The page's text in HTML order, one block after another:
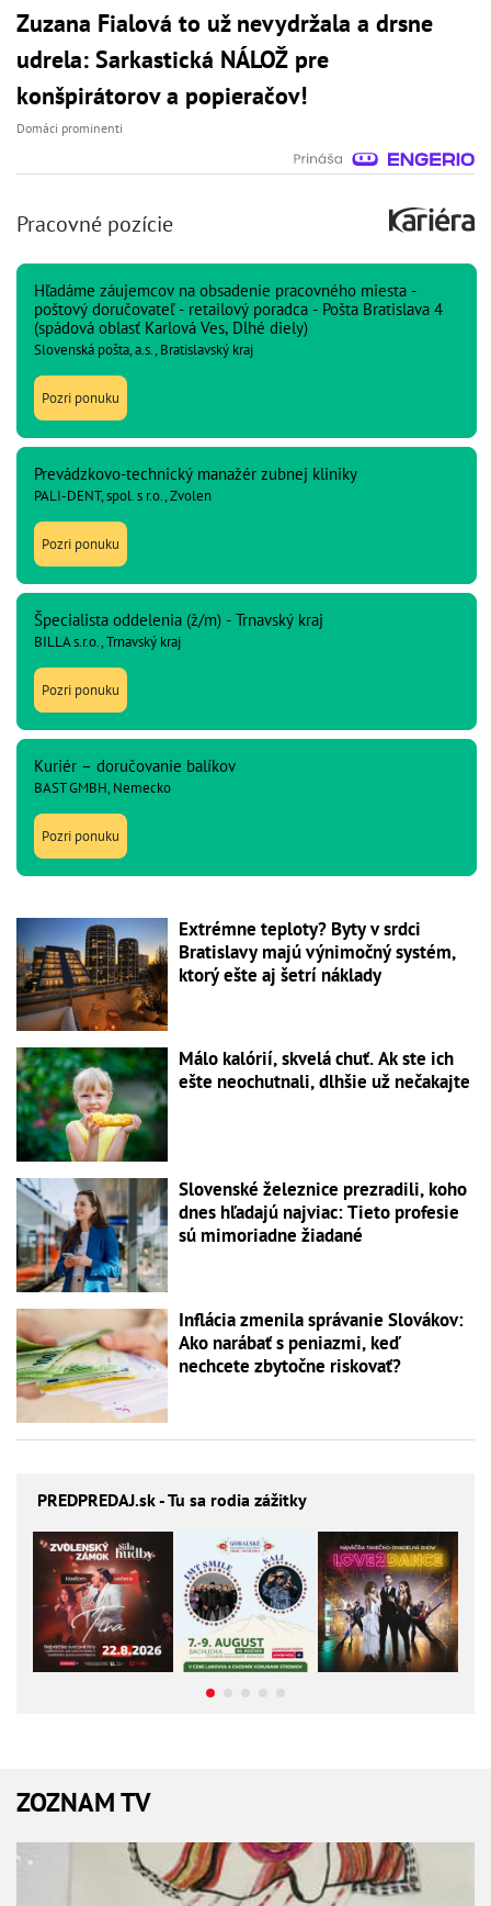
Zuzana Fialová to už nevydržala a drsne
udrela: Sarkastická NÁLOŽ pre
konšpirátorov a popieračov!
Domáci prominenti
Pracovné pozície
Hľadáme záujemcov na obsadenie pracovného miesta -
poštový doručovateľ - retailový poradca - Pošta Bratislava 4
(spádová oblasť Karlová Ves, Dlhé diely)
Slovenská pošta, a.s., Bratislavský kraj
Pozri ponuku
Prevádzkovo-technický manažér zubnej kliniky
PALI-DENT, spol. s r.o., Zvolen
Pozri ponuku
Špecialista oddelenia (ž/m) - Trnavský kraj
BILLA s.r.o., Trnavský kraj
Pozri ponuku
Kuriér – doručovanie balíkov
BAST GMBH, Nemecko
Pozri ponuku
Extrémne teploty? Byty v srdci
Bratislavy majú výnimočný systém,
ktorý ešte aj šetrí náklady
Málo kalórií, skvelá chuť. Ak ste ich
ešte neochutnali, dlhšie už nečakajte
Slovenské železnice prezradili, koho
dnes hľadajú najviac: Tieto profesie
sú mimoriadne žiadané
Inflácia zmenila správanie Slovákov:
Ako narábať s peniazmi, keď
nechcete zbytočne riskovať?
PREDPREDAJ.sk - Tu sa rodia zážitky
ZOZNAM TV